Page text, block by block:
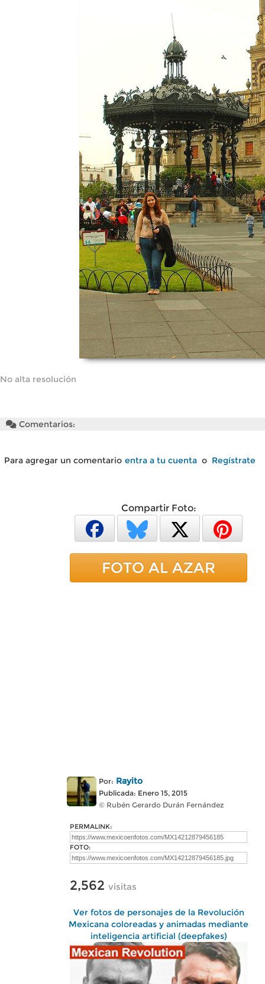
No alta resolución
Comentarios:
Para agregar un comentario entra a tu cuenta o Regístrate
Compartir Foto:
FOTO AL AZAR
Por: Rayito
Publicada: Enero 15, 2015
© Rubén Gerardo Durán Fernández
PERMALINK:
FOTO:
2,562 visitas
Ver fotos de personajes de la Revolución
Mexicana coloreadas y animadas mediante
inteligencia artificial (deepfakes)